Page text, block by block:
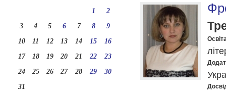
1
2
3
4 5 6 7 8
9
10
11 12 13 14 15
16
17
18 19 20 21 22
23
24
25 26 27 28 29
30
31